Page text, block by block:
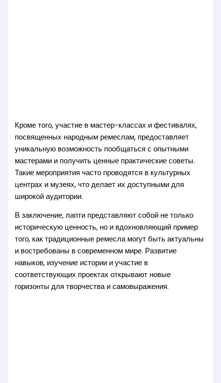
Кроме того, участие в мастер-классах и фестивалях,
посвященных народным ремеслам, предоставляет
уникальную возможность пообщаться с опытными
мастерами и получить ценные практические советы.
Такие мероприятия часто проводятся в культурных
центрах и музеях, что делает их доступными для
широкой аудитории.
В заключение, лапти представляют собой не только
историческую ценность, но и вдохновляющий пример
того, как традиционные ремесла могут быть актуальны
и востребованы в современном мире. Развитие
навыков, изучение истории и участие в
соответствующих проектах открывают новые
горизонты для творчества и самовыражения.